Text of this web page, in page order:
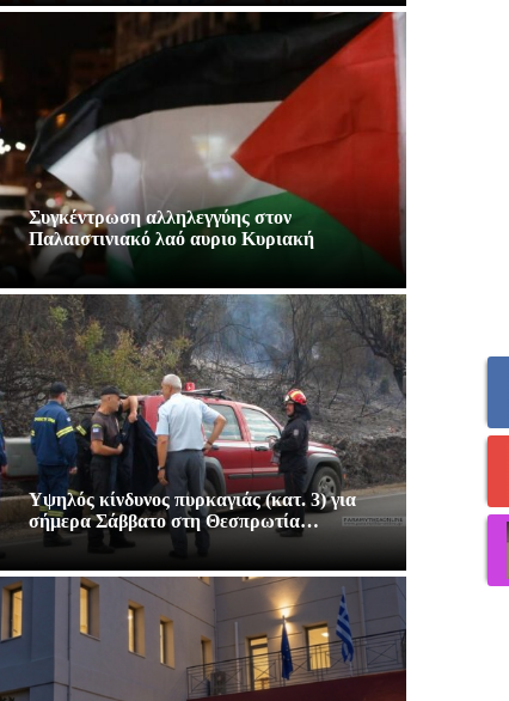
Συγκέντρωση αλληλεγγύης στον
Παλαιστινιακό λαό αυριο Κυριακή
Υψηλός κίνδυνος πυρκαγιάς (κατ. 3) για
σήμερα Σάββατο στη Θεσπρωτία…